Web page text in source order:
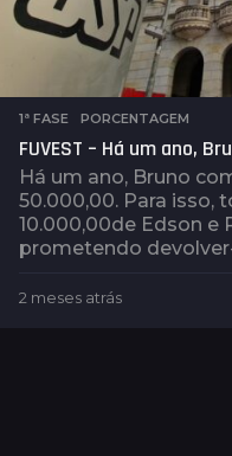
1ª FASE ,PORCENTAGEM
FUVEST – Há um ano,
Há um ano, Bruno
50.000,00. Para isso,
10.000,00de Edson e
prometendo
2 meses atrás